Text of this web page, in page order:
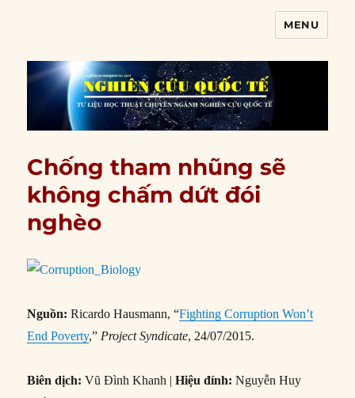
MENU
Chống tham nhũng sẽ
không chấm dứt đói
nghèo
Nguồn: Ricardo Hausmann, “Fighting Corruption Won’t
End Poverty,”Project Syndicate, 24/07/2015.
Biên dịch: Vũ Đình Khanh |Hiệu đính: Nguyễn Huy